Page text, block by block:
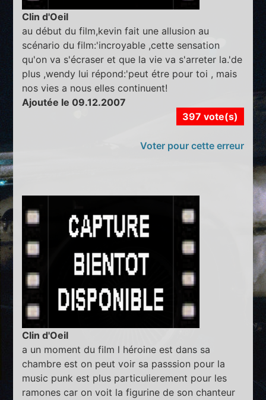
Clin d'Oeil
au début du film,kevin fait une allusion au
scénario du film:'incroyable ,cette sensation
qu'on va s'écraser et que la vie va s'arreter la.'de
plus ,wendy lui répond:'peut étre pour toi , mais
nos vies a nous elles continuent!
Ajoutée le 09.12.2007
397 vote(s)
Voter pour cette erreur
Clin d'Oeil
a un moment du film l héroine est dans sa
chambre est on peut voir sa passsion pour la
music punk est plus particulierement pour les
ramones car on voit la figurine de son chanteur